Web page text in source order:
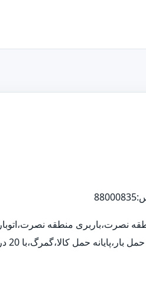
نصرت،باربری منطقه
حمل کالا،گمرگ،با 20 در صد تخفیف